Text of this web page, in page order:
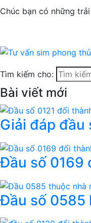
Chúc bạn có những
Tìm kiếm cho:
Bài viết mới
Giải đáp đầu
Đầu số 0169
Đầu số 0585